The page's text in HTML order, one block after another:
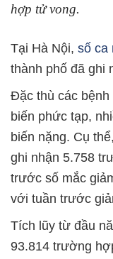
hợp tử vong.
Tại Hà Nội, số ca
thành phố đã ghi
Đặc thù các bệnh
biến phức tạp,
biến nặng. Cụ
ghi nhận 5.758
trước số mắc
với tuần trước
Tích lũy từ đầu
93.814 trường